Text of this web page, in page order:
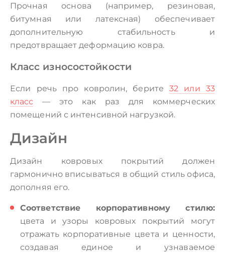
Прочная основа (например, резиновая,
битумная или латексная) обеспечивает
дополнительную стабильность и
предотвращает деформацию ковра.
Класс износостойкости
Если речь про ковролин, берите32 или 33
класс — это как раз для коммерческих
помещений с интенсивной нагрузкой.
Дизайн
Дизайн ковровых покрытий должен
гармонично вписываться в общий стиль офиса,
дополняя его.
Соответствие корпоративному стилю:
цвета и узоры ковровых покрытий могут
отражать корпоративные цвета и ценности,
создавая единое и узнаваемое